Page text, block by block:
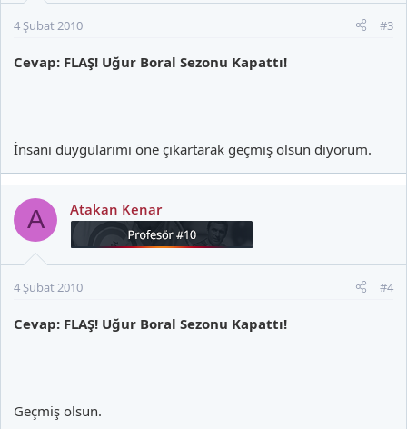
4 Şubat 2010 #3
Cevap: FLAŞ! Uğur Boral Sezonu Kapattı!
İnsani duygularımı öne çıkartarak geçmiş olsun diyorum.
A Atakan Kenar
4 Şubat 2010 #4
Cevap: FLAŞ! Uğur Boral Sezonu Kapattı!
Geçmiş olsun.